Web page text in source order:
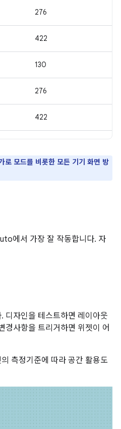
276
422
130
276
422
로 모드를 비롯한 모든 기기 화면 방
에서 가장 잘 작동합니다. 자
디자인을 테스트하면 레이아웃
경사항을 트리거하면 위젯이 어
측정기준에 따라 공간 활용도